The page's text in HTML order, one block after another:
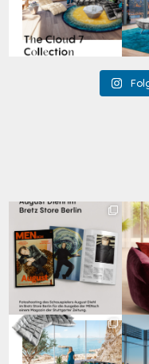
63 1
Zwischen Charakter
und Design:
Schauspieler August...
42 7
Den
Für jeden Lieblingsplatz
die passende Cloud.
☁️...